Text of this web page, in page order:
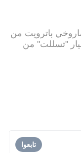
باترويت من
"تسللت" من
تابعوا